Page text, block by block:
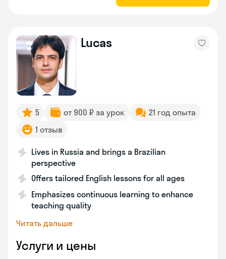
Lucas
5 от 900 ₽ за урок
21 год опыта
1 отзыв
Lives in Russia and brings a Brazilian
perspective
Offers tailored English lessons for all ages
Emphasizes continuous learning to enhance
teaching quality
Читать дальше
Услуги и цены